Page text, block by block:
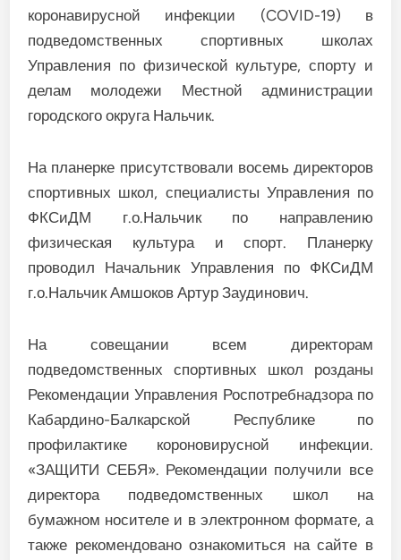
коронавирусной инфекции (COVID-19) в
подведомственных спортивных школах
Управления по физической культуре, спорту и
делам молодежи Местной администрации
городского округа Нальчик.
На планерке присутствовали восемь директоров
спортивных школ, специалисты Управления по
ФКСиДМ г.о.Нальчик по направлению
физическая культура и спорт. Планерку
проводил Начальник Управления по ФКСиДМ
г.о.Нальчик Амшоков Артур Заудинович.
На совещании всем директорам
подведомственных спортивных школ розданы
Рекомендации Управления Роспотребнадзора по
Кабардино-Балкарской Республике по
профилактике короновирусной инфекции.
«ЗАЩИТИ СЕБЯ». Рекомендации получили все
директора подведомственных школ на
бумажном носителе и в электронном формате, а
также рекомендовано ознакомиться на сайте в